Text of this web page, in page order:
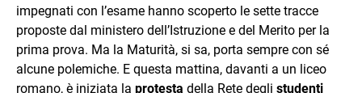
impegnati con l’esame hanno scoperto le sette tracce
proposte dal ministero dell’Istruzione e del Merito per la
prima prova. Ma la Maturità, si sa, porta sempre con sé
alcune polemiche. E questa mattina, davanti a un liceo
romano, è iniziata la protesta della Rete degli studenti